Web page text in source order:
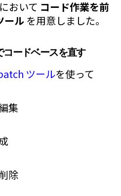
おいて コード作業を前
ール を用意しました。
コードベースを直す
ツールを使って
集
除